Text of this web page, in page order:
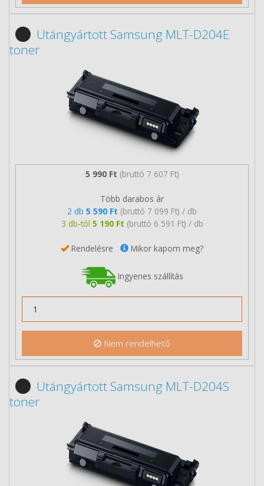
Utángyártott Samsung MLT-D204E
toner
5 990 Ft (bruttó 7 607 Ft)
Több darabos ár
2 db 5 590 Ft (bruttó 7 099 Ft) / db
3 db-tól 5 190 Ft (bruttó 6 591 Ft) / db
Rendelésre Mikor kapom meg?
Ingyenes szállítás
Nem rendelhető
Utángyártott Samsung MLT-D204S
toner